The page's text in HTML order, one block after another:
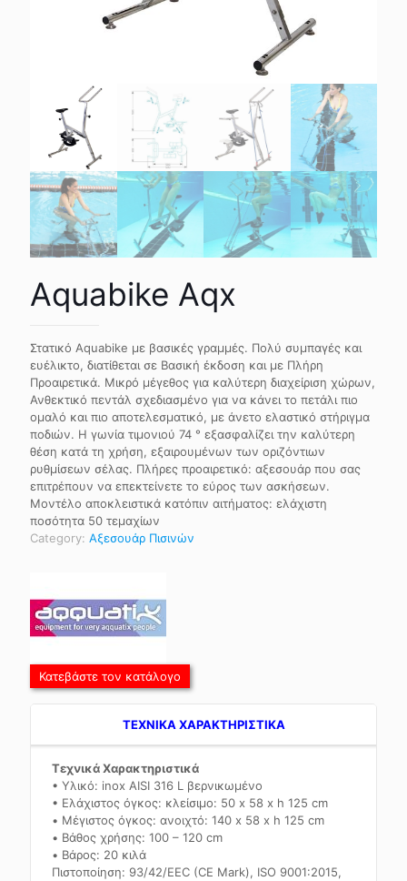
Aquabike Aqx
Στατικό Aquabike με βασικές γραμμές. Πολύ συμπαγές και
ευέλικτο, διατίθεται σε Βασική έκδοση και με Πλήρη
Προαιρετικά. Μικρό μέγεθος για καλύτερη διαχείριση χώρων,
Ανθεκτικό πεντάλ σχεδιασμένο για να κάνει το πετάλι πιο
ομαλό και πιο αποτελεσματικό, με άνετο ελαστικό στήριγμα
ποδιών. Η γωνία τιμονιού 74 ° εξασφαλίζει την καλύτερη
θέση κατά τη χρήση, εξαιρουμένων των οριζόντιων
ρυθμίσεων σέλας. Πλήρες προαιρετικό: αξεσουάρ που σας
επιτρέπουν να επεκτείνετε το εύρος των ασκήσεων.
Μοντέλο αποκλειστικά κατόπιν αιτήματος: ελάχιστη
ποσότητα 50 τεμαχίων
Category: Αξεσουάρ Πισινών
Κατεβάστε τον κατάλογο
TEXNIKA ΧΑΡΑΚΤΗΡΙΣΤΙΚΑ
Τεχνικά Χαρακτηριστικά
• Υλικό: inox AISI 316 L βερνικωμένο
• Ελάχιστος όγκος: κλείσιμο: 50 x 58 x h 125 cm
• Μέγιστος όγκος: ανοιχτό: 140 x 58 x h 125 cm
• Βάθος χρήσης: 100 – 120 cm
• Βάρος: 20 κιλά
Πιστοποίηση: 93/42/EEC (CE Mark), ISO 9001:2015,